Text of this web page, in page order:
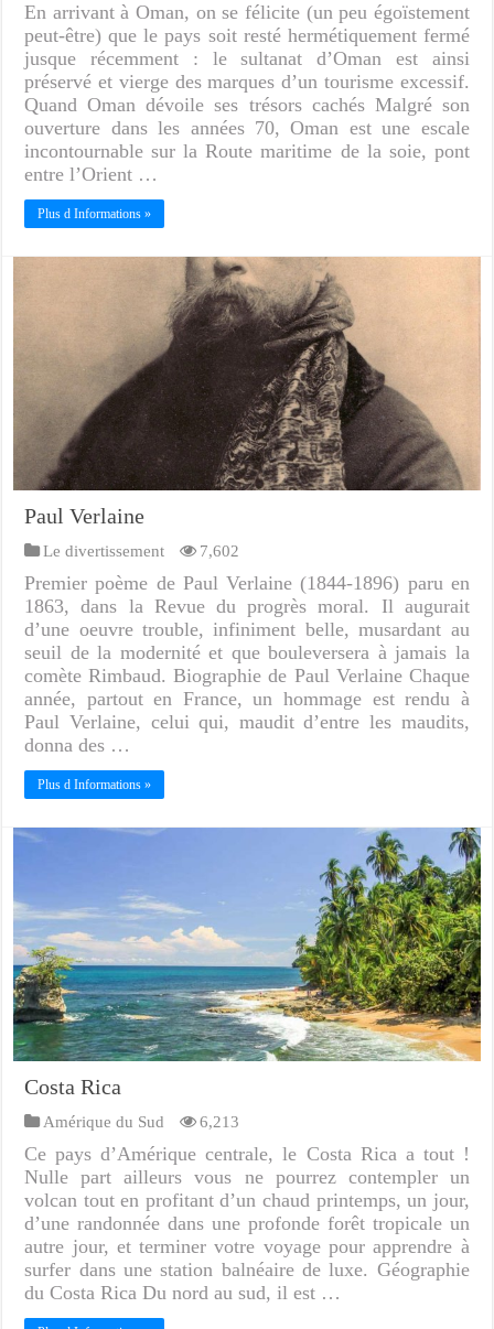
En arrivant à Oman, on se félicite (un peu égoïstement
peut-être) que le pays soit resté hermétiquement fermé
jusque récemment : le sultanat d’Oman est ainsi
préservé et vierge des marques d’un tourisme excessif.
Quand Oman dévoile ses trésors cachés Malgré son
ouverture dans les années 70, Oman est une escale
incontournable sur la Route maritime de la soie, pont
entre l’Orient …
Plus d Informations »
Paul Verlaine
Le divertissement 7,602
Premier poème de Paul Verlaine (1844-1896) paru en
1863, dans la Revue du progrès moral. Il augurait
d’une oeuvre trouble, infiniment belle, musardant au
seuil de la modernité et que bouleversera à jamais la
comète Rimbaud. Biographie de Paul Verlaine Chaque
année, partout en France, un hommage est rendu à
Paul Verlaine, celui qui, maudit d’entre les maudits,
donna des …
Plus d Informations »
Costa Rica
Amérique du Sud 6,213
Ce pays d’Amérique centrale, le Costa Rica a tout !
Nulle part ailleurs vous ne pourrez contempler un
volcan tout en profitant d’un chaud printemps, un jour,
d’une randonnée dans une profonde forêt tropicale un
autre jour, et terminer votre voyage pour apprendre à
surfer dans une station balnéaire de luxe. Géographie
du Costa Rica Du nord au sud, il est …